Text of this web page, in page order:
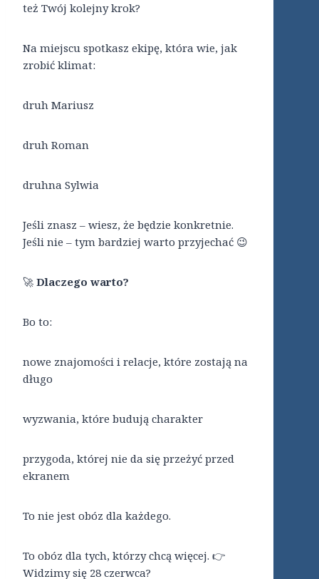
też Twój kolejny krok?
Na miejscu spotkasz ekipę, która wie, jak
zrobić klimat:
druh Mariusz
druh Roman
druhna Sylwia
Jeśli znasz – wiesz, że będzie konkretnie.
Jeśli nie – tym bardziej warto przyjechać 😉
🚀 Dlaczego warto?
Bo to:
nowe znajomości i relacje, które zostają na
długo
wyzwania, które budują charakter
przygoda, której nie da się przeżyć przed
ekranem
To nie jest obóz dla każdego.
To obóz dla tych, którzy chcą więcej. 👉
Widzimy się 28 czerwca?